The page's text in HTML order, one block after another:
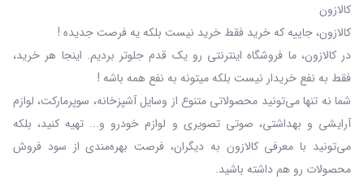
کالازون
کالازون، جاییه که خرید فقط خرید نیست بلکه یه فرصت جدیده !
در کالازون، ما فروشگاه اینترنتی رو یک قدم جلوتر بردیم. اینجا هر خرید،
فقط به نفع خریدار نیست بلکه میتونه به نفع همه باشه !
شما نه‌ تنها می‌تونید محصولاتی متنوع از وسایل آشپزخانه، سوپرمارکت، لوازم
آرایشی و بهداشتی، صوتی تصویری و لوازم خودرو و... تهیه کنید، بلکه
می‌تونید با معرفی کالازون به دیگران، فرصت بهره‌مندی از سود فروش
محصولات رو هم داشته باشید.